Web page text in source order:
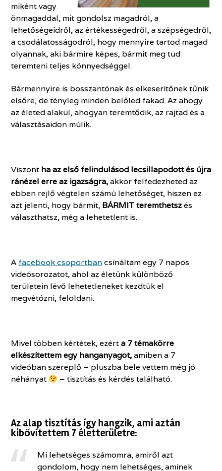
miként vagy
önmagaddal, mit gondolsz magadról, a
lehetőségeidről, az értékességedről, a szépségedről,
a csodálatosságodról, hogy mennyire tartod magad
olyannak, aki bármire képes, bármit meg tud
teremteni teljes könnyedséggel.
Bármennyire is bosszantónak és elkeserítőnek tűnik
elsőre, de tényleg minden belőled fakad. Az ahogy
az életed alakul, ahogyan teremtődik, az rajtad és a
választásaidon múlik.
Viszont ha az első felindulásod lecsillapodott és újra
ránézel erre az igazságra,akkor felfedezheted az
ebben rejlő végtelen számú lehetőséget, hiszen ez
azt jelenti, hogy bármit, BÁRMIT teremthetszés
választhatsz, még a lehetetlent is.
A facebook csoportbancsináltam egy 7 napos
videósorozatot, ahol az életünk különböző
területein lévő lehetetleneket kezdtük el
megvétózni, feloldani.
Mivel többen kértétek, ezérta 7 témakörre
elkészítettem egy hanganyagot,amiben a 7
videóban szereplő – pluszba bele vettem még jó
néhányat
– tisztítás és kérdés található.
Az alap tisztítás így hangzik, ami aztán
kibővítettem 7 életterületre:
Mi lehetséges számomra, amiről azt
gondolom, hogy nem lehetséges, aminek